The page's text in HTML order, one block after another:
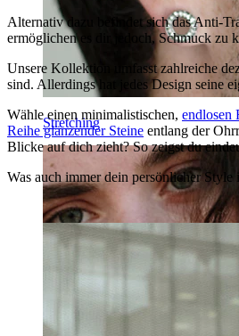
Stretching
Alternativ dazu befindet sich das Anti-
ermöglichen es dir jedoch, Schmuck zu
Unsere Kollektion umfasst zahlreiche
sind. Allerdings hat jedes Design seine
Wähle einen minimalistischen, endlosen
Reihe glänzender Steine entlang der
Blicke auf dich zieht? So zeigst du
Was auch immer dein persönlicher